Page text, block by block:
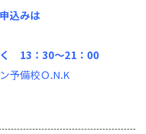
込みは
13：30～21：00
予備校Ｏ.N.K